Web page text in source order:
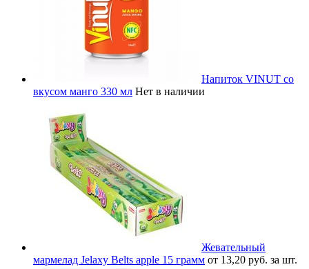
Напиток VINUT со
вкусом манго 330 мл Нет в наличии
Жевательный
мармелад Jelaxy Belts apple 15 грамм от 13,20 руб. за шт.